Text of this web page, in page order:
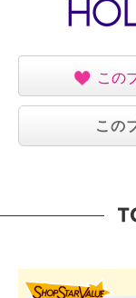
この
この